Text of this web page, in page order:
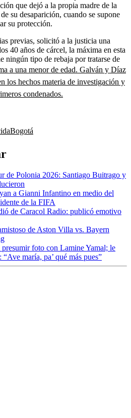
que dejó a la propia madre de la
su desaparición, cuando se supone
su protección.
previas, solicitó a la justicia una
40 años de cárcel, la máxima en esta
ningún tipo de rebaja por tratarse de
a una menor de edad. Galván y Díaz
los hechos materia de investigación y
condenados.
Bogotá
de Polonia 2026: Santiago Buitrago y
a Gianni Infantino en medio del
de la FIFA
de Caracol Radio: publicó emotivo
de Aston Villa vs. Bayern
foto con Lamine Yamal; le
maría, pa’ qué más pues”